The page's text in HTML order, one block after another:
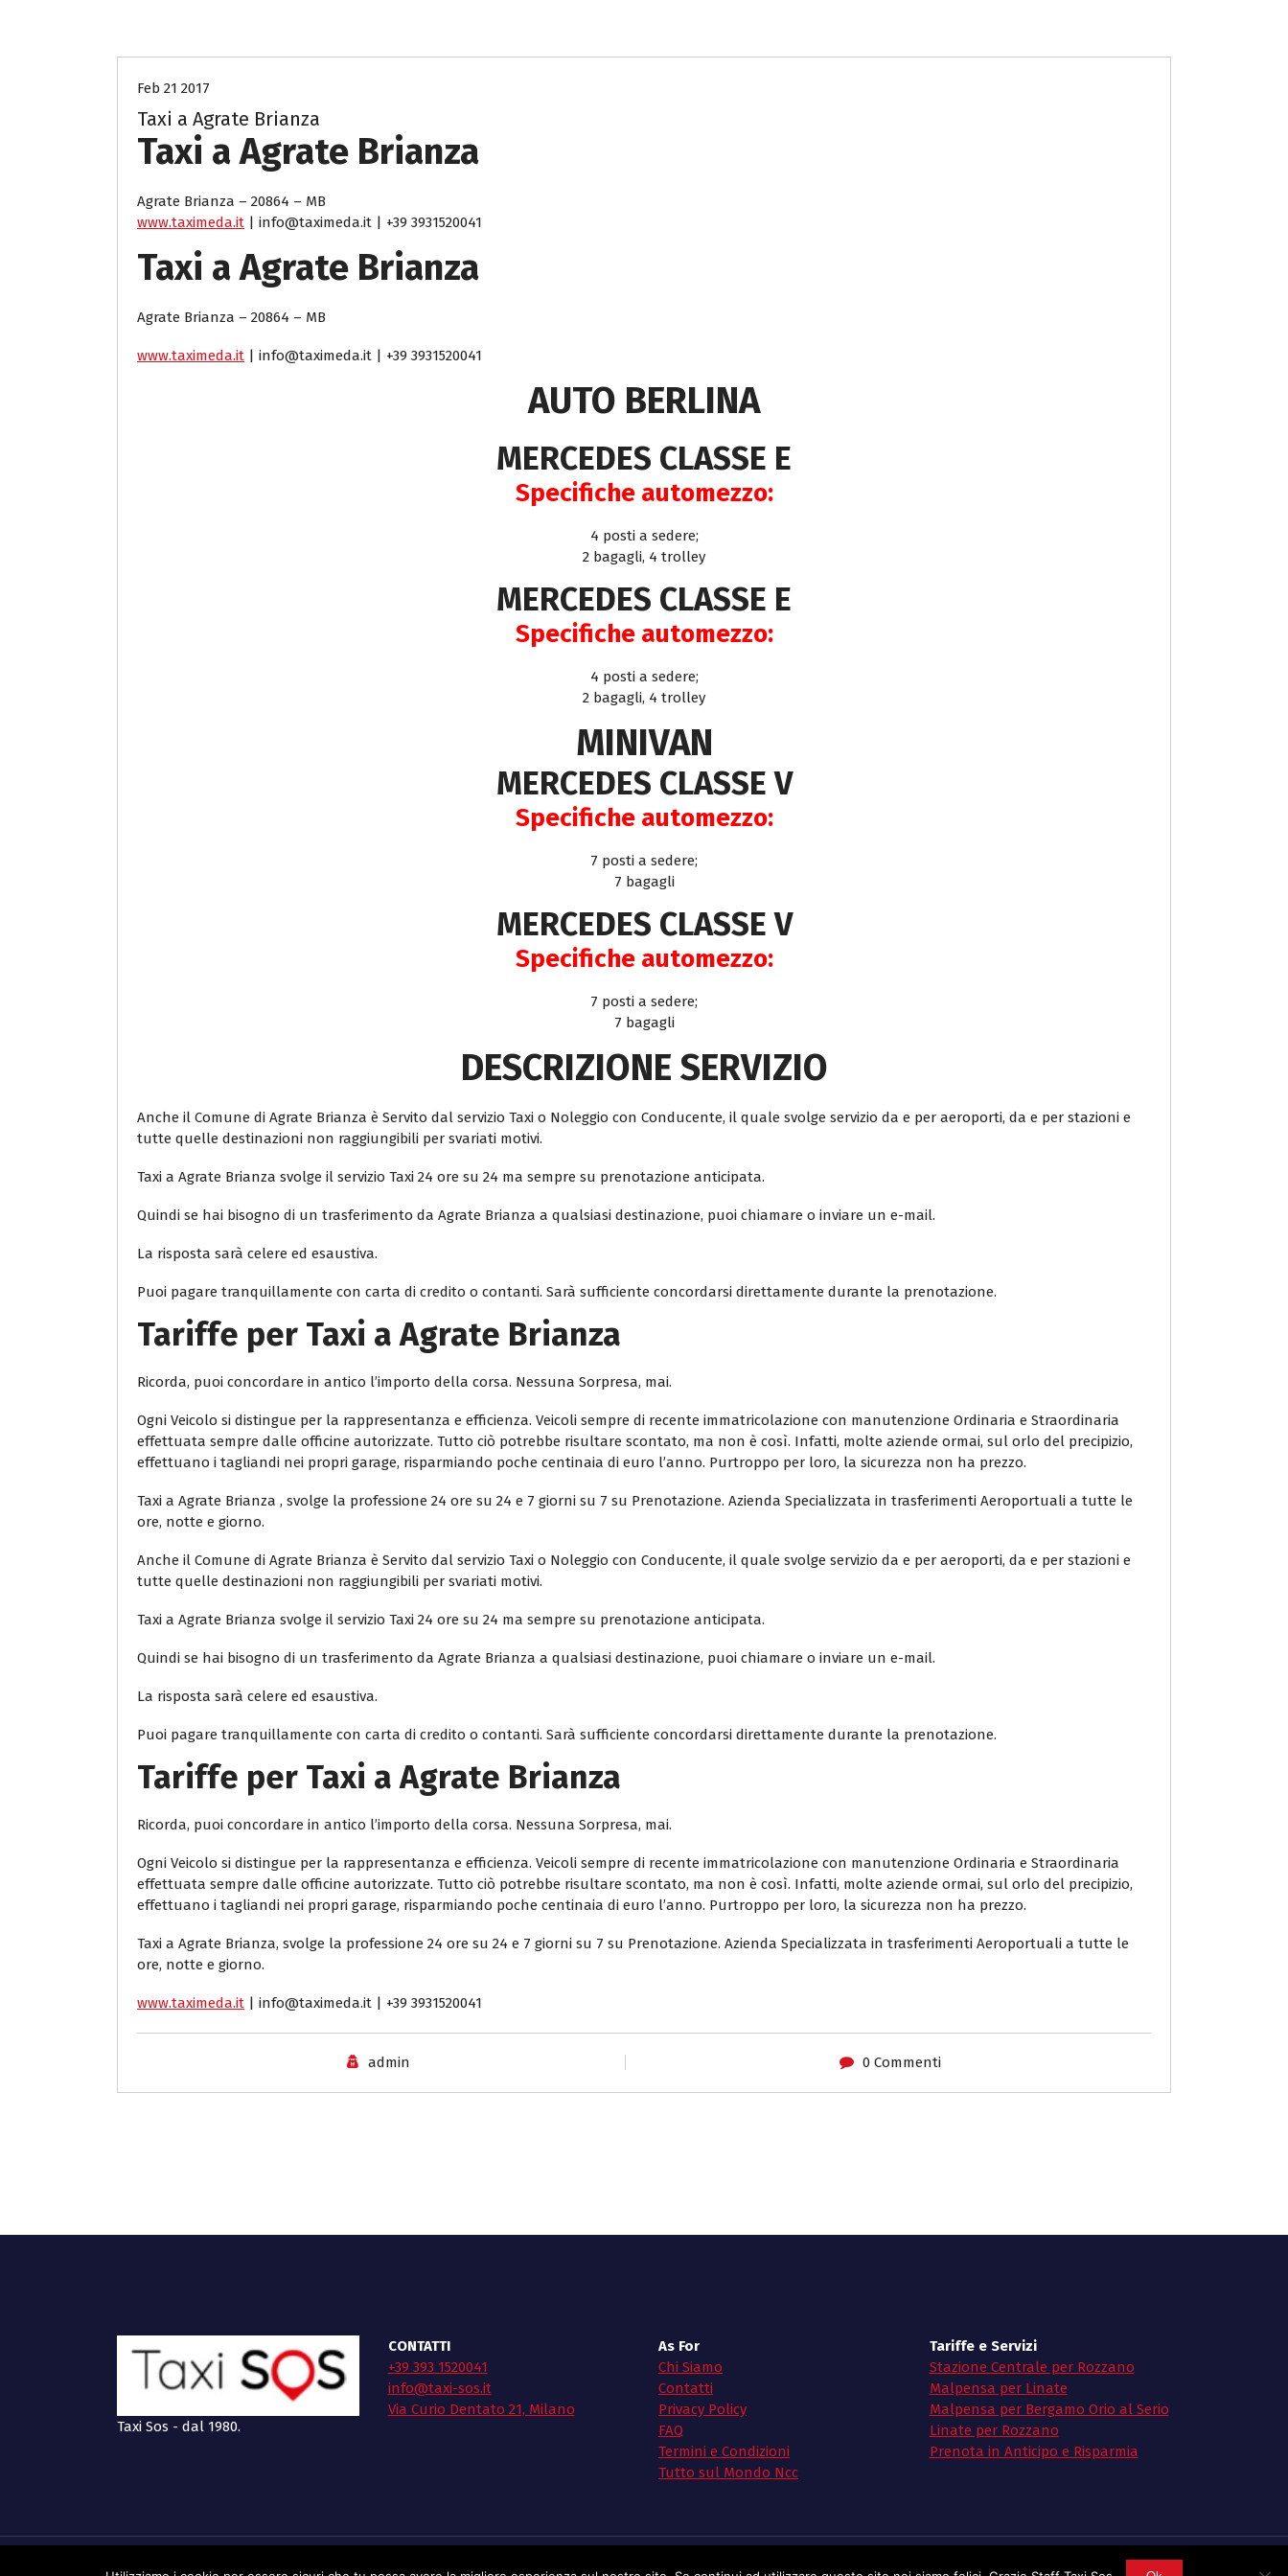
Feb 21 2017
Taxi a Agrate Brianza
Taxi a Agrate Brianza
Agrate Brianza – 20864 – MB
www.taximeda.it | info@taximeda.it | +39 3931520041
Taxi a Agrate Brianza
Agrate Brianza – 20864 – MB
www.taximeda.it | info@taximeda.it | +39 3931520041
AUTO BERLINA
MERCEDES CLASSE E
Specifiche automezzo:
4 posti a sedere;
2 bagagli, 4 trolley
MERCEDES CLASSE E
Specifiche automezzo:
4 posti a sedere;
2 bagagli, 4 trolley
MINIVAN
MERCEDES CLASSE V
Specifiche automezzo:
7 posti a sedere;
7 bagagli
MERCEDES CLASSE V
Specifiche automezzo:
7 posti a sedere;
7 bagagli
DESCRIZIONE SERVIZIO
Anche il Comune di Agrate Brianza è Servito dal servizio Taxi o Noleggio con Conducente, il quale svolge servizio da e per aeroporti, da e per stazioni e
tutte quelle destinazioni non raggiungibili per svariati motivi.
Taxi a Agrate Brianza svolge il servizio Taxi 24 ore su 24 ma sempre su prenotazione anticipata.
Quindi se hai bisogno di un trasferimento da Agrate Brianza a qualsiasi destinazione, puoi chiamare o inviare un e-mail.
La risposta sarà celere ed esaustiva.
Puoi pagare tranquillamente con carta di credito o contanti. Sarà sufficiente concordarsi direttamente durante la prenotazione.
Tariffe per Taxi a Agrate Brianza
Ricorda, puoi concordare in antico l’importo della corsa. Nessuna Sorpresa, mai.
Ogni Veicolo si distingue per la rappresentanza e efficienza. Veicoli sempre di recente immatricolazione con manutenzione Ordinaria e Straordinaria
effettuata sempre dalle officine autorizzate. Tutto ciò potrebbe risultare scontato, ma non è così. Infatti, molte aziende ormai, sul orlo del precipizio,
effettuano i tagliandi nei propri garage, risparmiando poche centinaia di euro l’anno. Purtroppo per loro, la sicurezza non ha prezzo.
Taxi a Agrate Brianza , svolge la professione 24 ore su 24 e 7 giorni su 7 su Prenotazione. Azienda Specializzata in trasferimenti Aeroportuali a tutte le
ore, notte e giorno.
Anche il Comune di Agrate Brianza è Servito dal servizio Taxi o Noleggio con Conducente, il quale svolge servizio da e per aeroporti, da e per stazioni e
tutte quelle destinazioni non raggiungibili per svariati motivi.
Taxi a Agrate Brianza svolge il servizio Taxi 24 ore su 24 ma sempre su prenotazione anticipata.
Quindi se hai bisogno di un trasferimento da Agrate Brianza a qualsiasi destinazione, puoi chiamare o inviare un e-mail.
La risposta sarà celere ed esaustiva.
Puoi pagare tranquillamente con carta di credito o contanti. Sarà sufficiente concordarsi direttamente durante la prenotazione.
Tariffe per Taxi a Agrate Brianza
Ricorda, puoi concordare in antico l’importo della corsa. Nessuna Sorpresa, mai.
Ogni Veicolo si distingue per la rappresentanza e efficienza. Veicoli sempre di recente immatricolazione con manutenzione Ordinaria e Straordinaria
effettuata sempre dalle officine autorizzate. Tutto ciò potrebbe risultare scontato, ma non è così. Infatti, molte aziende ormai, sul orlo del precipizio,
effettuano i tagliandi nei propri garage, risparmiando poche centinaia di euro l’anno. Purtroppo per loro, la sicurezza non ha prezzo.
Taxi a Agrate Brianza, svolge la professione 24 ore su 24 e 7 giorni su 7 su Prenotazione. Azienda Specializzata in trasferimenti Aeroportuali a tutte le
ore, notte e giorno.
www.taximeda.it | info@taximeda.it | +39 3931520041
admin 0 Commenti
Taxi Sos - dal 1980.
CONTATTI
+39 393 1520041
info@taxi-sos.it
Via Curio Dentato 21, Milano
As For
Chi Siamo
Contatti
Privacy Policy
FAQ
Termini e Condizioni
Tutto sul Mondo Ncc
Tariffe e Servizi
Stazione Centrale per Rozzano
Malpensa per Linate
Malpensa per Bergamo Orio al Serio
Linate per Rozzano
Prenota in Anticipo e Risparmia
Copyright © 2026 Taxi SoS | Powered by Taxi Sos